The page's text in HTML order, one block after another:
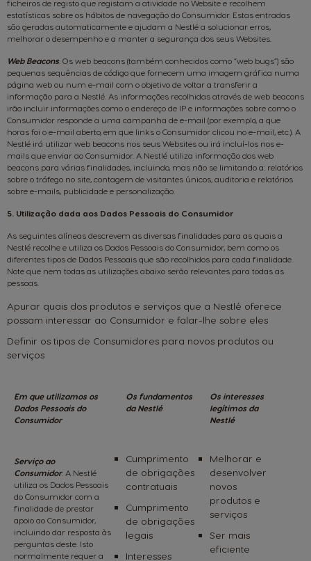
ficheiros de registo que registam a atividade no Website e recolhem
estatísticas sobre os hábitos de navegação do Consumidor. Estas entradas
são geradas automaticamente e ajudam a Nestlé a solucionar erros,
melhorar o desempenho e a manter a segurança dos seus Websites.
Web Beacons Os web beacons (também conhecidos como “web bugs”) são
pequenas sequências de código que fornecem uma imagem gráfica numa
página web ou num e-mail com o objetivo de voltar a transferir a
informação para a Nestlé. As informações recolhidas através de web beacons
irão incluir informações como o endereço de IP e informações sobre como o
Consumidor responde a uma campanha de e-mail (por exemplo, a que
horas foi o e-mail aberto, em que links o Consumidor clicou no e-mail, etc.). A
Nestlé irá utilizar web beacons nos seus Websites ou irá incluí-los nos e-
mails que enviar ao Consumidor. A Nestlé utiliza informação dos web
beacons para várias finalidades, incluindo, mas não se limitando a: relatórios
sobre o tráfego no site, contagem de visitantes únicos, auditoria e relatórios
sobre e-mails, publicidade e personalização.
5. Utilização dada aos Dados Pessoais do Consumidor
As seguintes alíneas descrevem as diversas finalidades para as quais a
Nestlé recolhe e utiliza os Dados Pessoais do Consumidor, bem como os
diferentes tipos de Dados Pessoais que são recolhidos para cada finalidade.
Note que nem todas as utilizações abaixo serão relevantes para todas as
pessoas.
Apurar quais dos produtos e serviços que a Nestlé oferece
possam interessar ao Consumidor e falar-lhe sobre eles
Definir os tipos de Consumidores para novos produtos ou
serviços
Em que utilizamos os
Dados Pessoais do
Consumidor
Os fundamentos
da Nestlé
Os interesses
legítimos da
Nestlé
Serviço ao
Consumidor. A Nestlé
utiliza os Dados Pessoais
do Consumidor com a
finalidade de prestar
apoio ao Consumidor,
incluindo dar resposta às
perguntas deste. Isto
normalmente requer a
Cumprimento
de obrigações
contratuais
Cumprimento
de obrigações
legais
Interesses
Melhorar e
desenvolver
novos
produtos e
serviços
Ser mais
eficiente